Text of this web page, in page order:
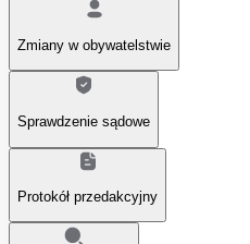
Zmiany w obywatelstwie
Sprawdzenie sądowe
Protokół przedakcyjny